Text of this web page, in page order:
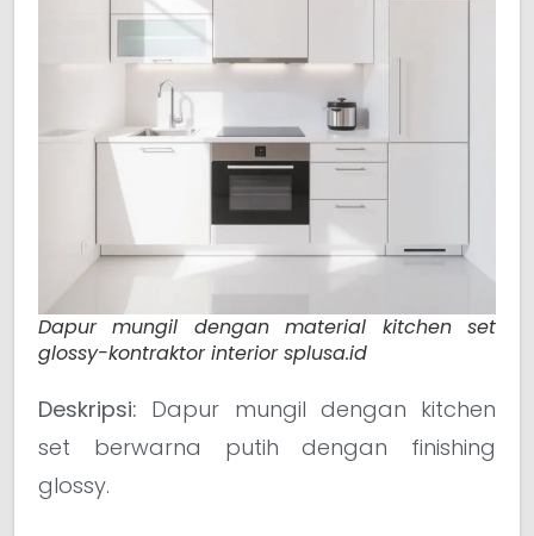
Dapur mungil dengan material kitchen set
glossy-kontraktor interior splusa.id
Deskripsi: Dapur mungil dengan kitchen
set berwarna putih dengan finishing
glossy.